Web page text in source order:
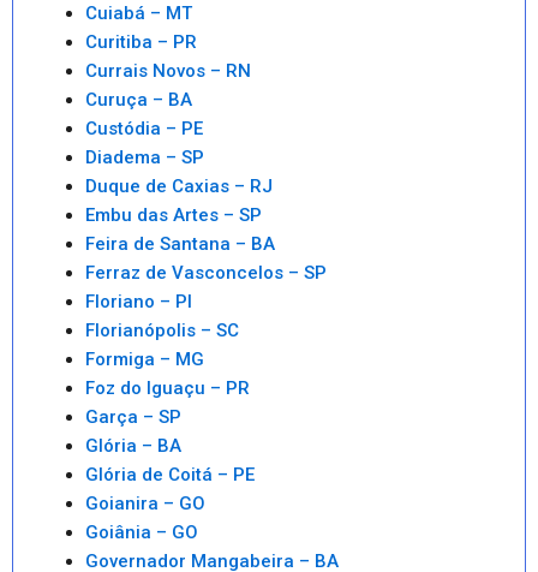
Cuiabá – MT
Curitiba – PR
Currais Novos – RN
Curuça – BA
Custódia – PE
Diadema – SP
Duque de Caxias – RJ
Embu das Artes – SP
Feira de Santana – BA
Ferraz de Vasconcelos – SP
Floriano – PI
Florianópolis – SC
Formiga – MG
Foz do Iguaçu – PR
Garça – SP
Glória – BA
Glória de Coitá – PE
Goianira – GO
Goiânia – GO
Governador Mangabeira – BA